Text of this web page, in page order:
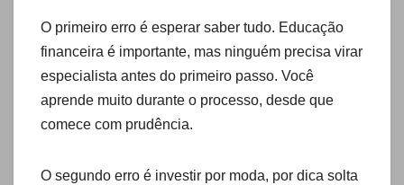
O primeiro erro é esperar saber tudo. Educação
financeira é importante, mas ninguém precisa virar
especialista antes do primeiro passo. Você
aprende muito durante o processo, desde que
comece com prudência.
O segundo erro é investir por moda, por dica solta